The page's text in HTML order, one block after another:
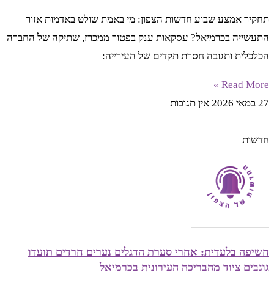
תחקיר אמצע שבוע חדשות הצפון: מי באמת שולט באדמות אזור
התעשייה בכרמיאל? עסקאות ענק בפטור ממכרז, שתיקה של החברה
הכלכלית ותגובה חסרת תקדים של העירייה:
Read More »
27 במאי 2026
אין תגובות
חדשות
חשיפה בלעדית: אחרי סערת הדגלים נערים חרדים תועדו
גונבים ציוד מהבריכה העירונית בכרמיאל